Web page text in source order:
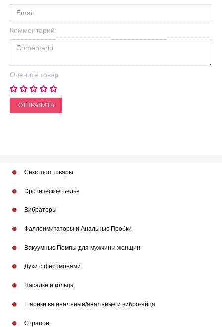
Комментарий:
Оцените товар
ОТПРАВИТЬ
Секс шоп товары
Эротическое Бельё
Вибраторы
Фаллоимитаторы и Анальные Пробки
Вакуумные Помпы для мужчин и женщин
Духи с феромонами
Насадки и кольца
Шарики вагиналъные/аналъные и вибро-яйца
Страпон